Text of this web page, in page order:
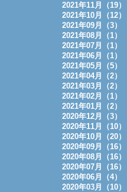
2021年11月（19）
2021年10月（12）
2021年09月（3）
2021年08月（1）
2021年07月（1）
2021年06月（1）
2021年05月（5）
2021年04月（2）
2021年03月（2）
2021年02月（1）
2021年01月（2）
2020年12月（3）
2020年11月（10）
2020年10月（20）
2020年09月（16）
2020年08月（16）
2020年07月（16）
2020年06月（4）
2020年03月（10）